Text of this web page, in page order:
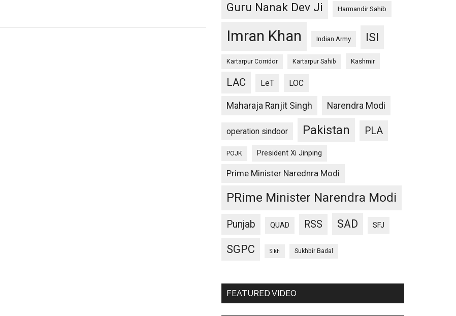
Guru Nanak Dev Ji Harmandir Sahib
Imran Khan Indian Army ISI
Kartarpur Corridor Kartarpur Sahib Kashmir
LAC LeT LOC
Maharaja Ranjit Singh Narendra Modi
operation sindoor Pakistan PLA
POJK President Xi Jinping
Prime Minister Narednra Modi
PRime Minister Narendra Modi
Punjab QUAD RSS SAD SFJ
SGPC Sikh Sukhbir Badal
FEATURED VIDEO